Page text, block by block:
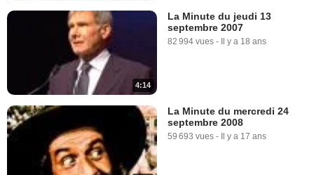
4:14
La Minute du jeudi 13
septembre 2007
82 994 vues - Il y a 18 ans
La Minute du mercredi 24
septembre 2008
59 693 vues - Il y a 17 ans